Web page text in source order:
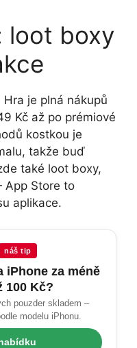
loot boxy
je plná nákupů
Kč až po prémiové
kostkou je
takže buď
také loot boxy,
App Store to
aplikace.
náš tip
iPhone za méně
100 Kč?
pouzder skladem –
modelu iPhonu.